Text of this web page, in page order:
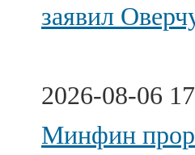
заявил
2026-08-06
Минфин